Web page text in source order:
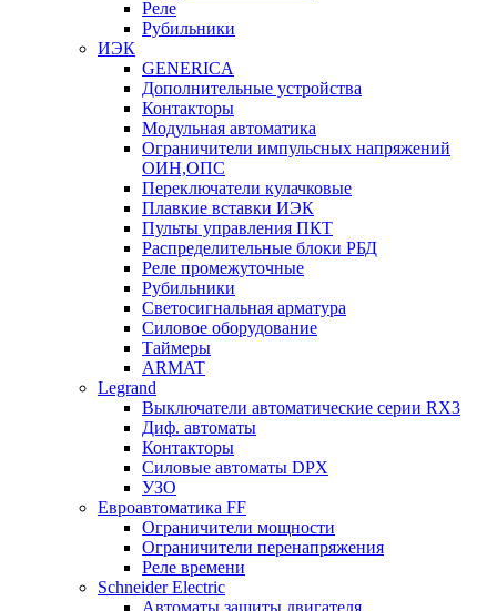
Реле
Рубильники
ИЭК
GENERICA
Дополнительные устройства
Контакторы
Модульная автоматика
Ограничители импульсных напряжений
ОИН,ОПС
Переключатели кулачковые
Плавкие вставки ИЭК
Пульты управления ПКТ
Распределительные блоки РБД
Реле промежуточные
Рубильники
Светосигнальная арматура
Силовое оборудование
Таймеры
ARMAT
Legrand
Выключатели автоматические серии RX3
Диф. автоматы
Контакторы
Силовые автоматы DPX
УЗО
Евроавтоматика FF
Ограничители мощности
Ограничители перенапряжения
Реле времени
Schneider Electric
Автоматы защиты двигателя